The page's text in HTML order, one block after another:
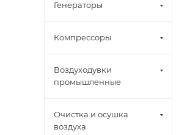
Генераторы
Компрессоры
Воздуходувки
промышленные
Очистка и осушка
воздуха